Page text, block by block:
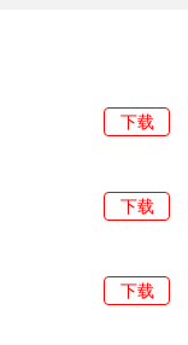
围的电单车位
号及评价，以确保
下载
下载
下载